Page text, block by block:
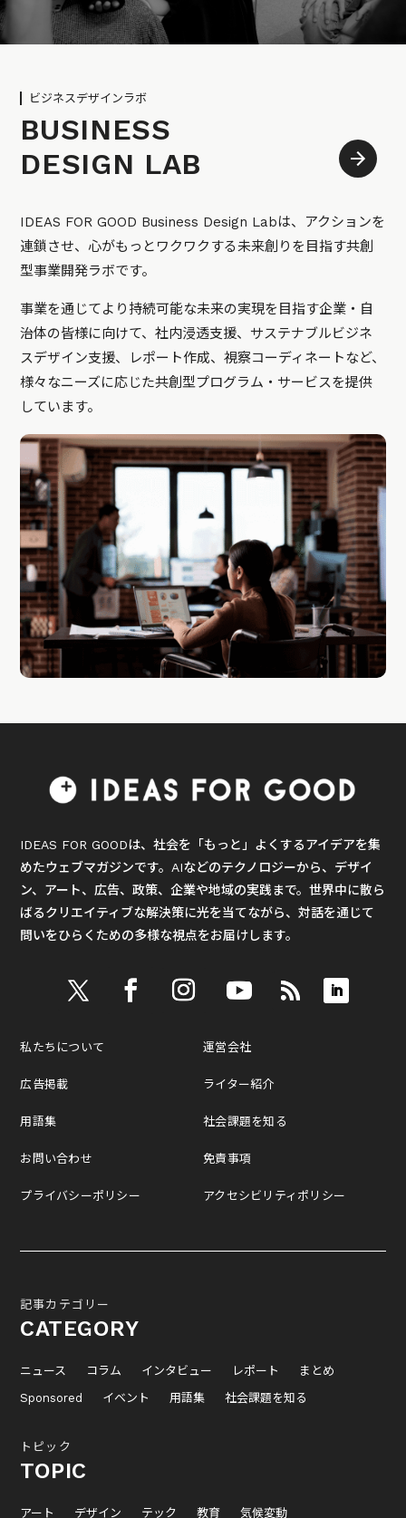
ビジネスデザインラボ
BUSINESS
DESIGN LAB
IDEAS FOR GOOD Business Design Labは、アクションを
連鎖させ、心がもっとワクワクする未来創りを目指す共創
型事業開発ラボです。
事業を通じてより持続可能な未来の実現を目指す企業・自
治体の皆様に向けて、社内浸透支援、サステナブルビジネ
スデザイン支援、レポート作成、視察コーディネートなど、
様々なニーズに応じた共創型プログラム・サービスを提供
しています。
IDEAS FOR GOODは、社会を「もっと」よくするアイデアを集
めたウェブマガジンです。AIなどのテクノロジーから、デザイ
ン、アート、広告、政策、企業や地域の実践まで。世界中に散ら
ばるクリエイティブな解決策に光を当てながら、対話を通じて
問いをひらくための多様な視点をお届けします。
私たちについて
広告掲載
用語集
お問い合わせ
プライバシーポリシー
運営会社
ライター紹介
社会課題を知る
免責事項
アクセシビリティポリシー
記事カテゴリー
CATEGORY
ニュース コラム インタビュー レポート
まとめ
Sponsored
イベント 用語集 社会課題を知る
トピック
TOPIC
アート デザイン テック 教育 気候変動